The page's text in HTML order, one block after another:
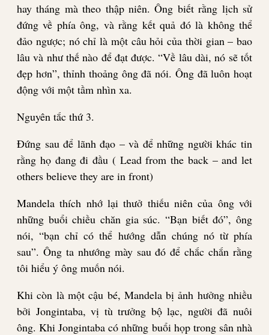
hay tháng mà theo thập niên. Ông biết rằng lịch sử
đứng về phía ông, và rằng kết quả đó là không thể
đảo ngược; nó chỉ là một câu hỏi của thời gian – bao
lâu và như thế nào để đạt được. “Về lâu dài, nó sẽ tốt
đẹp hơn”, thỉnh thoảng ông đã nói. Ông đã luôn hoạt
động với một tầm nhìn xa.
Nguyên tắc thứ 3.
Đứng sau để lãnh đạo – và để những người khác tin
rằng họ đang đi đầu ( Lead from the back – and let
others believe they are in front)
Mandela thích nhớ lại thưở thiếu niên của ông với
những buổi chiều chăn gia súc. “Bạn biết đó”, ông
nói, “bạn chỉ có thể hướng dẫn chúng nó từ phía
sau”. Ông ta nhướng mày sau đó để chắc chắn rằng
tôi hiểu ý ông muốn nói.
Khi còn là một cậu bé, Mandela bị ảnh hưởng nhiều
bởi Jongintaba, vị tù trưởng bộ lạc, người đã nuôi
ông. Khi Jongintaba có những buổi họp trong sân nhà